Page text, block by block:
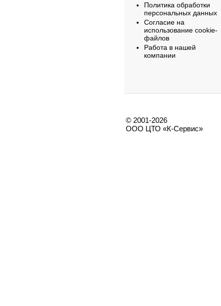
Политика обработки
персональных данных
Согласие на
использование cookie-
файлов
Работа в нашей
компании
© 2001-2026
ООО ЦТО «К-Сервис»